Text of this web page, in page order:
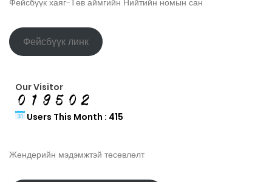
Фейсбүүк хаяг-Төв аймгийн Нийтийн номын сан
Фейсбүүк линк
Our Visitor
Users This Month : 415
Жендерийн мэдэмжтэй төсөвлөлт